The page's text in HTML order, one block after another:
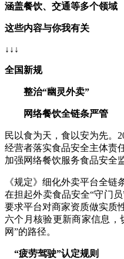
涵盖餐饮、交通等多个领域
这些内容与你我有关
↓↓↓
全国新规
整治“幽灵外卖”
网络餐饮全链条严管
民以食为天，食以安为先。
经营者落实食品安全主体责
加强网络餐饮服务食品安全
《规定》细化外卖平台全
在担起外卖食品安全“守门
要求平台对商家资质做实质
六个月核验更新商家信息，
网”的路径。
“疲劳驾驶”认定规则